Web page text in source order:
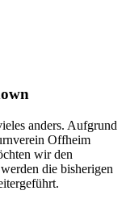
anders. Aufgrund
Offheim
wir den
die bisherigen